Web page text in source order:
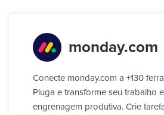
monday.com
Conecte monday.com a +130
Pluga e transforme seu trabalho
engrenagem produtiva. Crie